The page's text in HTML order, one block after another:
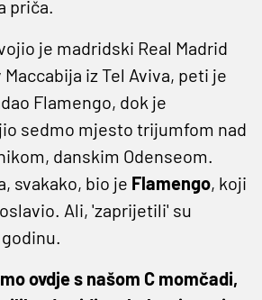
priča.
je madridski Real Madrid
iz Tel Aviva, peti je
Flamengo, dok je
sedmo mjesto trijumfom nad
danskim Odenseom.
svakako, bio je Flamengo, koji
Ali, 'zaprijetili' su
ovdje s našom C momčadi,